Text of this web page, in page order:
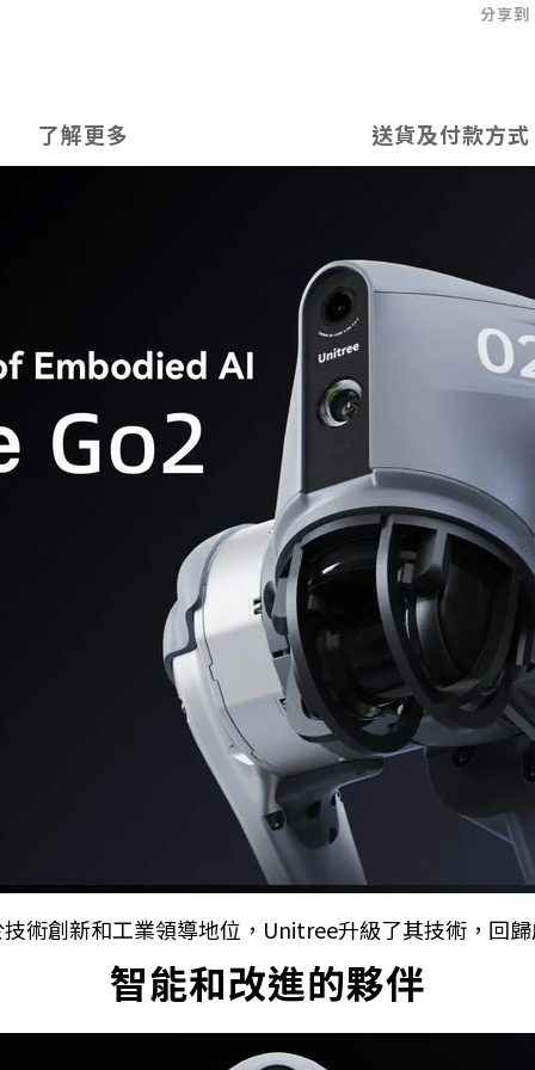
分享到
了解更多 送貨及付款方式
術創新和工業領導地位，Unitree升級了其技術，回
智能和改進的夥伴